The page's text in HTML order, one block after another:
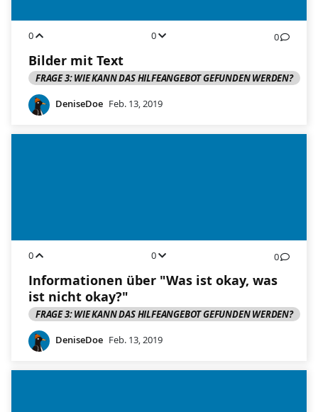
0 0 0
Bilder mit Text
FRAGE 3: WIE KANN DAS HILFEANGEBOT GEFUNDEN WERDEN?
DeniseDoe Feb. 13, 2019
0 0 0
Informationen über "Was ist okay, was
ist nicht okay?"
FRAGE 3: WIE KANN DAS HILFEANGEBOT GEFUNDEN WERDEN?
DeniseDoe Feb. 13, 2019